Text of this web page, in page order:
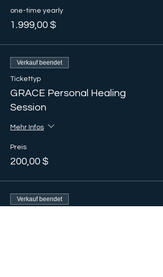
one-time yearly
1.999,00 $
Verkauf beendet
Tickettyp
GRACE Personal Healing
Session
Mehr Infos
Preis
200,00 $
Verkauf beendet